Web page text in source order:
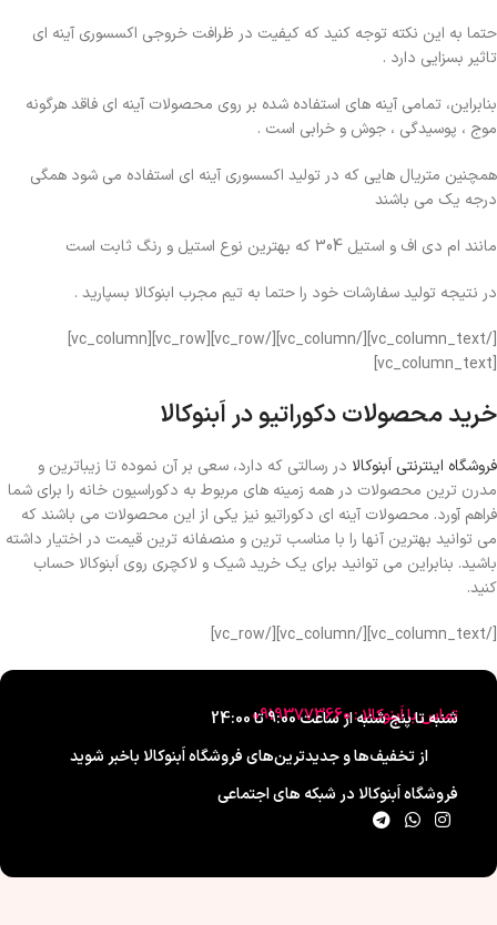
حتما به این نکته توجه کنید که کیفیت در ظرافت خروجی اکسسوری آینه ای
تاثیر بسزایی دارد .
بنابراین، تمامی آینه های استفاده شده بر روی محصولات آینه ای فاقد هرگونه
موج ، پوسیدگی ، جوش و خرابی است .
همچنین متریال هایی که در تولید اکسسوری آینه ای استفاده می شود همگی
درجه یک می باشند
مانند ام دی اف و استیل 304 که بهترین نوع استیل و رنگ ثابت است
در نتیجه تولید سفارشات خود را حتما به تیم مجرب ابنوکالا بسپارید .
[/vc_column_text][/vc_column][/vc_row][vc_row][vc_column]
[vc_column_text]
خرید محصولات دکوراتیو در اَبنوکالا
فروشگاه اینترنتی اَبنوکالا در رسالتی که دارد، سعی بر آن نموده تا زیباترین و
مدرن ترین محصولات در همه زمینه های مربوط به دکوراسیون خانه را برای شما
فراهم آورد. محصولات آینه ای دکوراتیو نیز یکی از این محصولات می باشند که
می توانید بهترین آنها را با مناسب ترین و منصفانه ترین قیمت در اختیار داشته
باشید. بنابراین می توانید برای یک خرید شیک و لاکچری روی اَبنوکالا حساب
کنید.
[/vc_column_text][/vc_column][/vc_row]
تماس با اَبنوکالا : 09193773660
شنبه تا پنج شنبه از ساعت 9:00 تا 24:00
از تخفیف‌ها و جدیدترین‌های فروشگاه اَبنوکالا باخبر شوید
فروشگاه اَبنوکالا در شبکه های اجتماعی